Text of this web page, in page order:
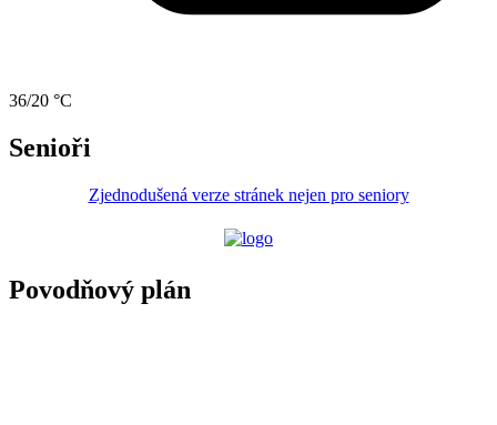
36/20 °C
Senioři
Zjednodušená verze stránek nejen pro seniory
Povodňový plán